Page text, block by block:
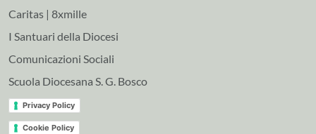
Caritas | 8xmille
I Santuari della Diocesi
Comunicazioni Sociali
Scuola Diocesana S. G. Bosco
Privacy Policy
Cookie Policy